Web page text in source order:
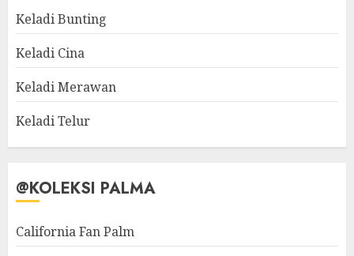
Keladi Bunting
Keladi Cina
Keladi Merawan
Keladi Telur
@KOLEKSI PALMA
California Fan Palm